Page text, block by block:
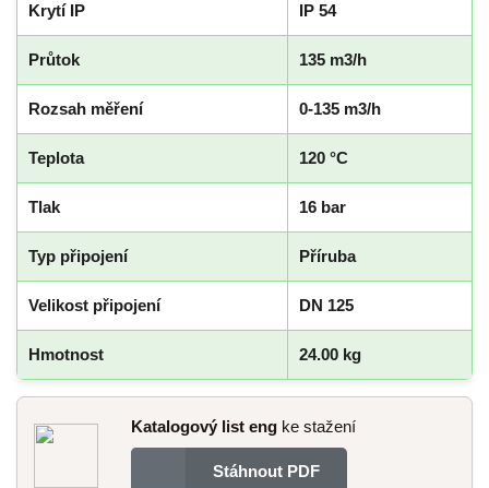
Krytí IP IP 54
Průtok 135 m3/h
Rozsah měření 0-135 m3/h
Teplota 120 °C
Tlak 16 bar
Typ připojení Příruba
Velikost připojení DN 125
Hmotnost 24.00 kg
Katalogový list eng ke stažení
Stáhnout PDF